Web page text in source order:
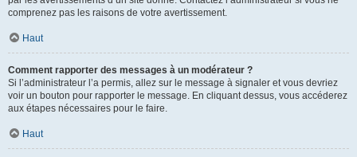
comprenez pas les raisons de votre avertissement.
Haut
Comment rapporter des messages à un modérateur ?
Si l’administrateur l’a permis, allez sur le message à signaler et vous devriez
voir un bouton pour rapporter le message. En cliquant dessus, vous accéderez
aux étapes nécessaires pour le faire.
Haut